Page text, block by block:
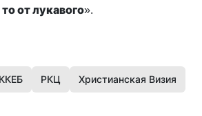
от лукавого».
ККЕБ РКЦ Христианская Визия